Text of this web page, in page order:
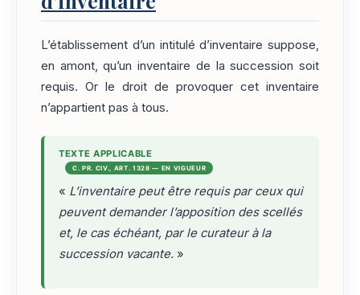
L’établissement d’un intitulé d’inventaire suppose,
en amont, qu’un inventaire de la succession soit
requis. Or le droit de provoquer cet inventaire
n’appartient pas à tous.
TEXTE APPLICABLE
C. PR. CIV., ART. 1328 — EN VIGUEUR
« L’inventaire peut être requis par ceux qui
peuvent demander l’apposition des scellés
et, le cas échéant, par le curateur à la
succession vacante. »